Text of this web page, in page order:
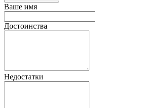
Ваше имя
Достоинства
Недостатки